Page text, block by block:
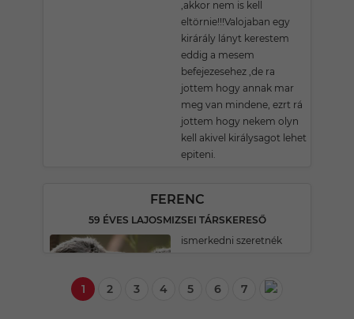
,akkor nem is kell
eltörnie!!!Valojaban egy
kirárály lányt kerestem
eddig a mesem
befejezesehez ,de ra
jottem hogy annak mar
meg van mindene, ezrt rá
jottem hogy nekem olyn
kell akivel királysagot lehet
epiteni.
FERENC
59 ÉVES LAJOSMIZSEI TÁRSKERESŐ
ismerkedni szeretnék
1 2 3 4 5 6 7